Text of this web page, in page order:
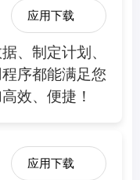
应用下载
、制定计划、
序都能满足您
效、便捷！
应用下载